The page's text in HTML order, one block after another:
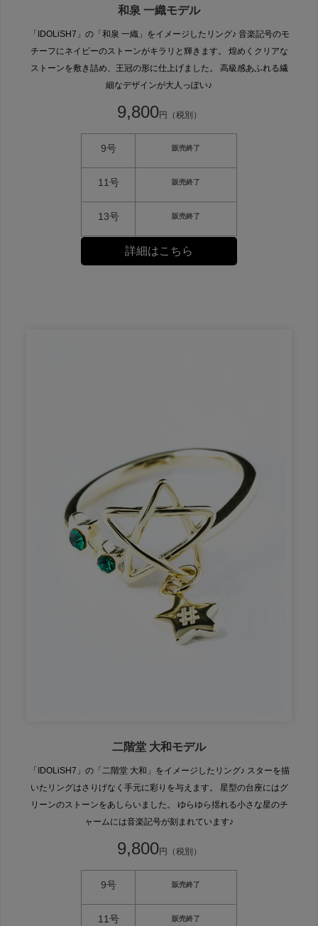
和泉 一織モデル
「IDOLiSH7」の「和泉 一織」をイメージしたリング♪ 音楽記号のモ
チーフにネイビーのストーンがキラリと輝きます。 煌めくクリアな
ストーンを敷き詰め、王冠の形に仕上げました。 高級感あふれる繊
細なデザインが大人っぽい♪
9,800円（税別）
9号 販売終了
11号 販売終了
13号 販売終了
詳細はこちら
二階堂 大和モデル
「IDOLiSH7」の「二階堂 大和」をイメージしたリング♪ スターを描
いたリングはさりげなく手元に彩りを与えます。 星型の台座にはグ
リーンのストーンをあしらいました。 ゆらゆら揺れる小さな星のチ
ャームには音楽記号が刻まれています♪
9,800円（税別）
9号 販売終了
11号 販売終了